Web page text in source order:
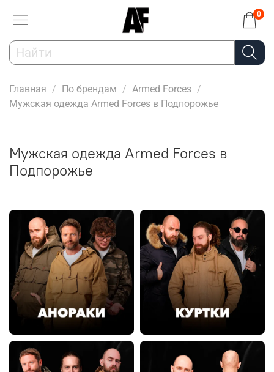
0
Главная По брендам
Armed Forces
Мужская одежда Armed Forces в Подпорожье
Мужская одежда Armed Forces в
Подпорожье